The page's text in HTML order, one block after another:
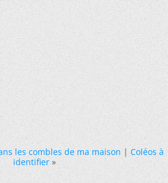
les combles de ma maison|Coléos à
identifier »